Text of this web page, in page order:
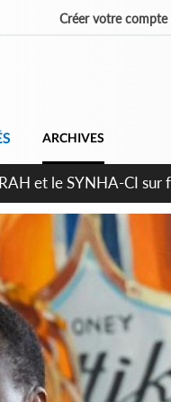
Créer votre compte
ARCHIVES
plus apaisé